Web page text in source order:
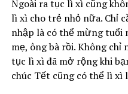
Ngoài ra tục lì xì cũng
lì xì cho trẻ nhỏ nữa. Chỉ
nhập là có thể mừng tuổi
mẹ, ông bà rồi. Không
tục lì xì đã mở rộng khi
chúc Tết cũng có thể lì xì